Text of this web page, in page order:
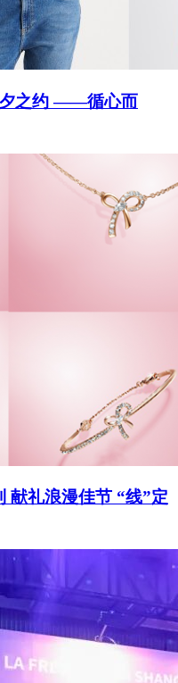
之约 ——循心而
献礼浪漫佳节 “线”定